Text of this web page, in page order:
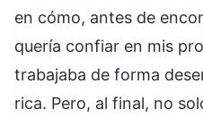
en cómo, antes de
quería confiar en mis
trabajaba de forma
rica. Pero, al final, no